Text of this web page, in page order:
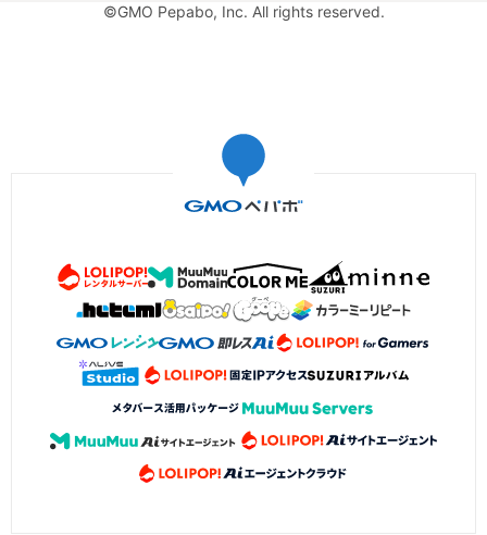
©GMO Pepabo, Inc. All rights reserved.